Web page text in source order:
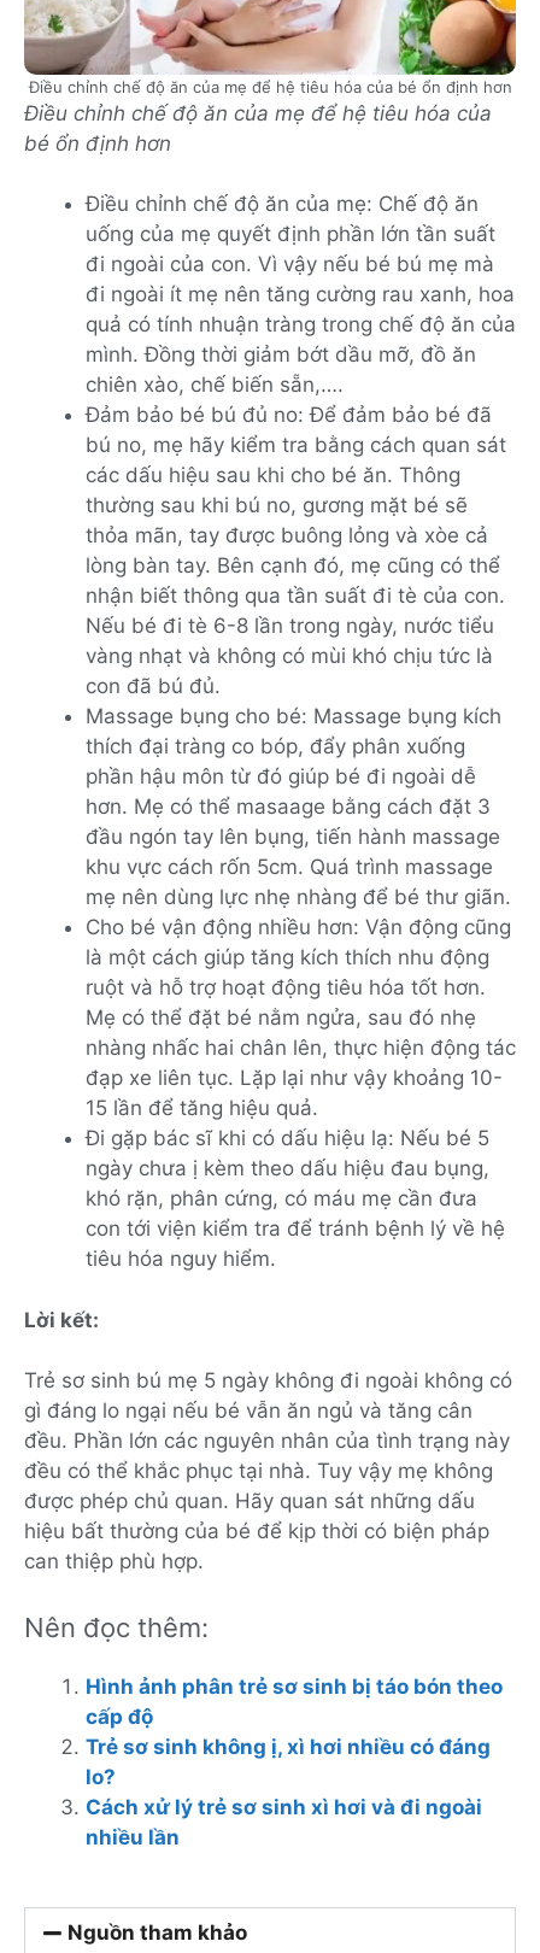
Điều chỉnh chế độ ăn của mẹ để hệ tiêu hóa của bé ổn định hơn
Điều chỉnh chế độ ăn của mẹ để hệ tiêu hóa của
bé ổn định hơn
Điều chỉnh chế độ ăn của mẹ: Chế độ ăn
uống của mẹ quyết định phần lớn tần suất
đi ngoài của con. Vì vậy nếu bé bú mẹ mà
đi ngoài ít mẹ nên tăng cường rau xanh, hoa
quả có tính nhuận tràng trong chế độ ăn của
mình. Đồng thời giảm bớt dầu mỡ, đồ ăn
chiên xào, chế biến sẵn,….
Đảm bảo bé bú đủ no: Để đảm bảo bé đã
bú no, mẹ hãy kiểm tra bằng cách quan sát
các dấu hiệu sau khi cho bé ăn. Thông
thường sau khi bú no, gương mặt bé sẽ
thỏa mãn, tay được buông lỏng và xòe cả
lòng bàn tay. Bên cạnh đó, mẹ cũng có thể
nhận biết thông qua tần suất đi tè của con.
Nếu bé đi tè 6-8 lần trong ngày, nước tiểu
vàng nhạt và không có mùi khó chịu tức là
con đã bú đủ.
Massage bụng cho bé: Massage bụng kích
thích đại tràng co bóp, đẩy phân xuống
phần hậu môn từ đó giúp bé đi ngoài dễ
hơn. Mẹ có thể masaage bằng cách đặt 3
đầu ngón tay lên bụng, tiến hành massage
khu vực cách rốn 5cm. Quá trình massage
mẹ nên dùng lực nhẹ nhàng để bé thư giãn.
Cho bé vận động nhiều hơn: Vận động cũng
là một cách giúp tăng kích thích nhu động
ruột và hỗ trợ hoạt động tiêu hóa tốt hơn.
Mẹ có thể đặt bé nằm ngửa, sau đó nhẹ
nhàng nhấc hai chân lên, thực hiện động tác
đạp xe liên tục. Lặp lại như vậy khoảng 10-
15 lần để tăng hiệu quả.
Đi gặp bác sĩ khi có dấu hiệu lạ: Nếu bé 5
ngày chưa ị kèm theo dấu hiệu đau bụng,
khó rặn, phân cứng, có máu mẹ cần đưa
con tới viện kiểm tra để tránh bệnh lý về hệ
tiêu hóa nguy hiểm.
Lời kết:
Trẻ sơ sinh bú mẹ 5 ngày không đi ngoài không có
gì đáng lo ngại nếu bé vẫn ăn ngủ và tăng cân
đều. Phần lớn các nguyên nhân của tình trạng này
đều có thể khắc phục tại nhà. Tuy vậy mẹ không
được phép chủ quan. Hãy quan sát những dấu
hiệu bất thường của bé để kịp thời có biện pháp
can thiệp phù hợp.
Nên đọc thêm:
Hình ảnh phân trẻ sơ sinh bị táo bón theo
cấp độ
Trẻ sơ sinh không ị, xì hơi nhiều có đáng
lo?
Cách xử lý trẻ sơ sinh xì hơi và đi ngoài
nhiều lần
Nguồn tham khảo